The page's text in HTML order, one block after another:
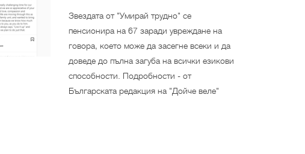
Звездата от "Умирай трудно" се
пенсионира на 67 заради увреждане на
говора, което може да засегне всеки и да
доведе до пълна загуба на всички езикови
способности. Подробности - от
Българската редакция на "Дойче веле"